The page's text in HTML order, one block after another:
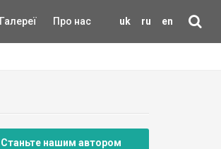
uk ru en
Галереї Про нас
Станьте нашим автором